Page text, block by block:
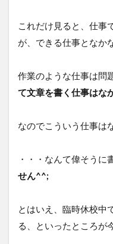
これだけ見ると、仕事
が、できる仕事となか
作業のような仕事は問
て文章を書く仕事はな
なのでこういう仕事は
・・・なんて偉そうに
せん^^;
とはいえ、臨時休校中
る、といったところが